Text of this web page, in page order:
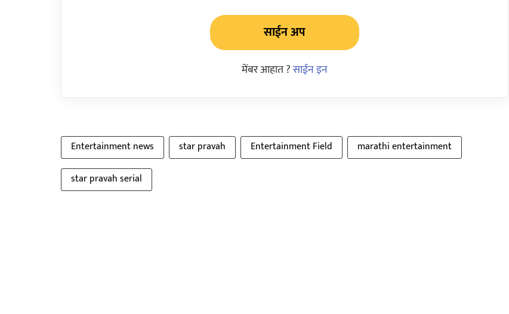
साईन अप
मेंबर आहात ?साईन इन
Entertainment news star pravah Entertainment Field
marathi entertainment
star pravah serial